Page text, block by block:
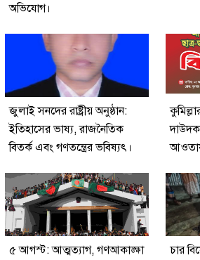
অভিযোগ।
জুলাই সনদের রাষ্ট্রীয় অনুষ্ঠান:
ইতিহাসের ভাষ্য, রাজনৈতিক
বিতর্ক এবং গণতন্ত্রের ভবিষ্যৎ।
৫ আগস্ট: আত্মত্যাগ, গণআকাঙ্ক্ষা
চার